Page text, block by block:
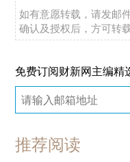
如有意愿转载，请发邮
确认及授权后，方可转载
免费订阅财新网主编精
推荐阅读